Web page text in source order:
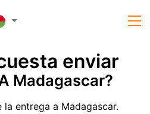
enviar
Madagascar?
entrega a Madagascar.